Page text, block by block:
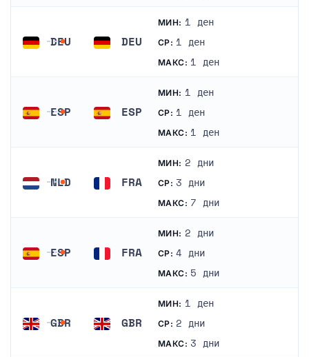
DEU DEU
МИН: 1 ден
СР: 1 ден
МАКС: 1 ден
ESP ESP
МИН: 1 ден
СР: 1 ден
МАКС: 1 ден
NLD FRA
МИН: 2 дни
СР: 3 дни
МАКС: 7 дни
ESP FRA
МИН: 2 дни
СР: 4 дни
МАКС: 5 дни
GBR GBR
Великобритания
МИН: 1 ден
СР: 2 дни
МАКС: 3 дни